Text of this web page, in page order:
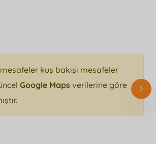
kuş bakışı mesafeler
Google Maps verilerine göre